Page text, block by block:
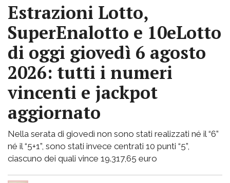
Estrazioni Lotto,
SuperEnalotto e 10eLotto
di oggi giovedì 6 agosto
2026: tutti i numeri
vincenti e jackpot
aggiornato
Nella serata di giovedì non sono stati realizzati né il “6”
né il “5+1”, sono stati invece centrati 10 punti “5”,
ciascuno dei quali vince 19.317,65 euro